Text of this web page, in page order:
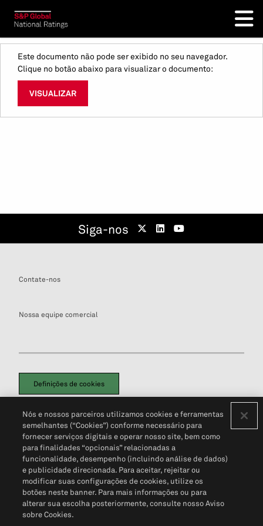
Este documento não pode ser exibido no seu navegador.
Clique no botão abaixo para visualizar o documento:
VISUALIZAR
Siga-nos
Contate-nos
Nossa equipe comercial
Definições de cookies
Política de PrivacidadePortal de privacidade do cliente (em inglês)
Não Venda Minhas Informações Pessoais© 2026 S&P Global
Nós e nossos parceiros utilizamos cookies e ferramentas
semelhantes (“Cookies”) conforme necessário para
fornecer serviços digitais e operar nosso site, bem como
para finalidades “opcionais” relacionadas a
funcionalidade, desempenho (incluindo análise de dados)
e publicidade direcionada. Para aceitar, rejeitar ou
modificar suas configurações de cookies, utilize os
botões neste banner. Para mais informações ou para
alterar sua escolha posteriormente, consulte nosso Aviso
sobre Cookies.